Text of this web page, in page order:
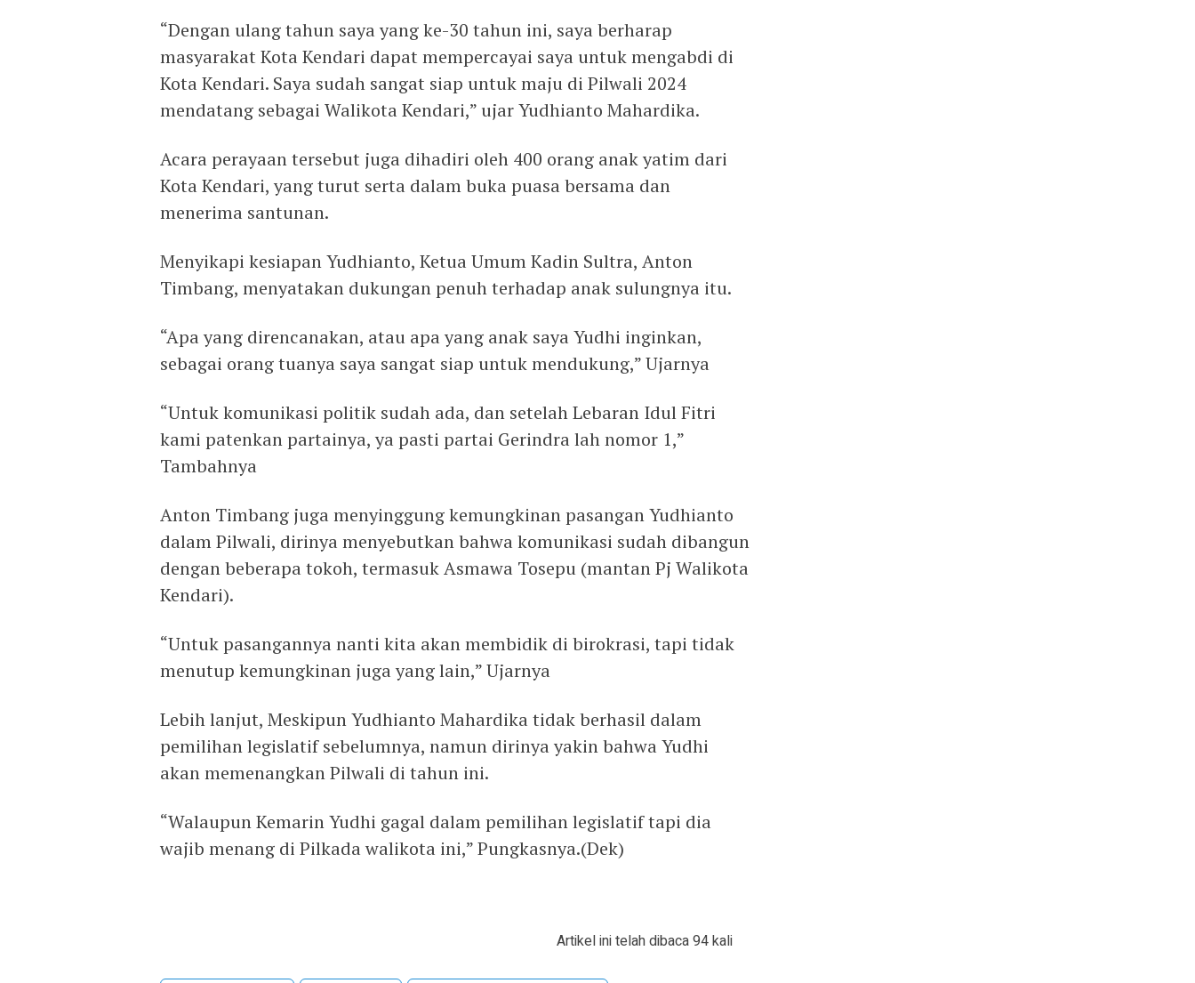
“Dengan ulang tahun saya yang ke-30 tahun ini, saya berharap
masyarakat Kota Kendari dapat mempercayai saya untuk mengabdi di
Kota Kendari. Saya sudah sangat siap untuk maju di Pilwali 2024
mendatang sebagai Walikota Kendari,” ujar Yudhianto Mahardika.
Acara perayaan tersebut juga dihadiri oleh 400 orang anak yatim dari
Kota Kendari, yang turut serta dalam buka puasa bersama dan
menerima santunan.
Menyikapi kesiapan Yudhianto, Ketua Umum Kadin Sultra, Anton
Timbang, menyatakan dukungan penuh terhadap anak sulungnya itu.
“Apa yang direncanakan, atau apa yang anak saya Yudhi inginkan,
sebagai orang tuanya saya sangat siap untuk mendukung,” Ujarnya
“Untuk komunikasi politik sudah ada, dan setelah Lebaran Idul Fitri
kami patenkan partainya, ya pasti partai Gerindra lah nomor 1,”
Tambahnya
Anton Timbang juga menyinggung kemungkinan pasangan Yudhianto
dalam Pilwali, dirinya menyebutkan bahwa komunikasi sudah dibangun
dengan beberapa tokoh, termasuk Asmawa Tosepu (mantan Pj Walikota
Kendari).
“Untuk pasangannya nanti kita akan membidik di birokrasi, tapi tidak
menutup kemungkinan juga yang lain,” Ujarnya
Lebih lanjut, Meskipun Yudhianto Mahardika tidak berhasil dalam
pemilihan legislatif sebelumnya, namun dirinya yakin bahwa Yudhi
akan memenangkan Pilwali di tahun ini.
“Walaupun Kemarin Yudhi gagal dalam pemilihan legislatif tapi dia
wajib menang di Pilkada walikota ini,” Pungkasnya.(Dek)
Artikel ini telah dibaca 94 kali